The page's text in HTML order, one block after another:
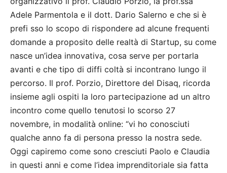
Adele Parmentola e il dott. Dario Salerno e che si è
prefi sso lo scopo di rispondere ad alcune frequenti
domande a proposito delle realtà di Startup, su come
nasce un’idea innovativa, cosa serve per portarla
avanti e che tipo di diffi coltà si incontrano lungo il
percorso. Il prof. Porzio, Direttore del Disaq, ricorda
insieme agli ospiti la loro partecipazione ad un altro
incontro come quello tenutosi lo scorso 27
novembre, in modalità online: “vi ho conosciuti
qualche anno fa di persona presso la nostra sede.
Oggi capiremo come sono cresciuti Paolo e Claudia
in questi anni e come l’idea imprenditoriale sia fatta